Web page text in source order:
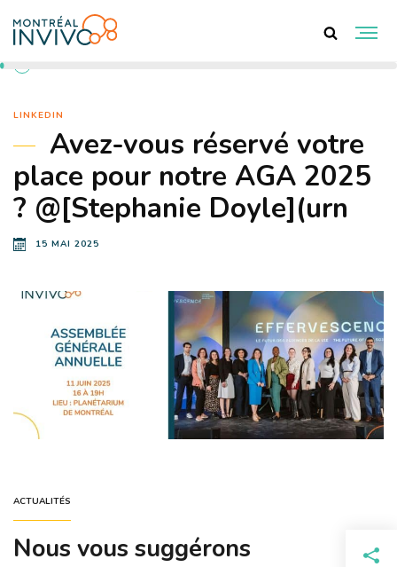
LINKEDIN
Avez-vous réservé votre
place pour notre AGA 2025
? @[Stephanie Doyle](urn
15 MAI 2025
ACTUALITÉS
Nous vous suggérons